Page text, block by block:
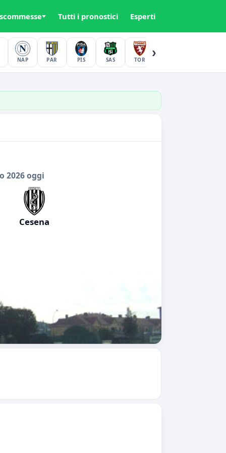
Tutti i pronostici Esperti
NAP PAR PIS SAS TOR
›
2026 oggi
Cesena